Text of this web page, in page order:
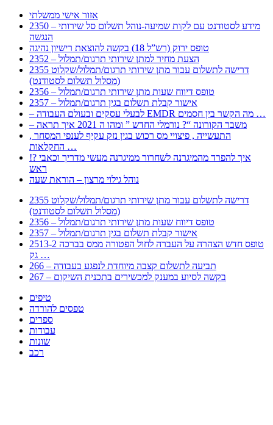
אזור אישי ממשלתי
2350 – מידע לסטודנט עם לקות שמיעה-נוהל תשלום סל שירותי
הנגשה
טופס ירוק (רש”ל 18) בקשה להוצאת רישיון נהיגה
2352 – הצעת מחיר למתן שירותי תרגום/תמלול
2355 דרישה לתשלום עבור מתן שירותי תרגום/תמלול/שקלוט
(מסלול תשלום לסטודנט)
2356 – טופס דיווח שעות מתן שירותי תרגום/תמלול
2357 – אישור קבלת תשלום בגין תרגום/תמלול
– לבעלי עסקים ובעולם העבודה EMDR מה הקשר בין חסמים …
– משבר הקורונה “? נורמלי החדש ” ומהו ה 2021 איך תראה
, התעשייה , פיצויי מס רכוש בגין נזק עקיף לענפי המסחר
החקלאות …
!? איך להפרד מהמיגרנה לשחרור ממיגרנה מעשי מדריך וכאבי
ראש
נוהל גילוי מרצון – הוראת שעה
2355 דרישה לתשלום עבור מתן שירותי תרגום/תמלול/שקלוט
(מסלול תשלום לסטודנט)
2356 – טופס דיווח שעות מתן שירותי תרגום/תמלול
2357 – אישור קבלת תשלום בגין תרגום/תמלול
2513-2 טופס חדש הצהרה על העברה לחול הפטורה ממס בברכה
גק …
266 – תביעה לתשלום קצבה מיוחדת לנפגע בעבודה
267 – בקשה לסיוע במענק למכשירים בתכנית השיקום
טיפים
טפסים להורדה
ספרים
עבודות
שונות
רכב